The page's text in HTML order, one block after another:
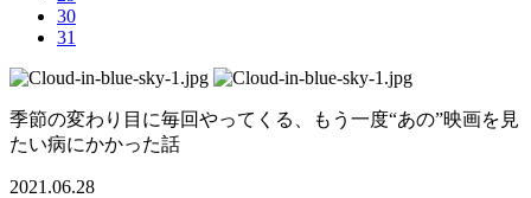
30
31
季節の変わり目に毎回やってくる、もう一度“あの”映画を見
たい病にかかった話
2021.06.28